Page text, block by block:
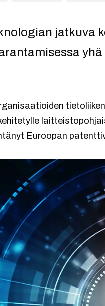
jatkuva
Euroopan